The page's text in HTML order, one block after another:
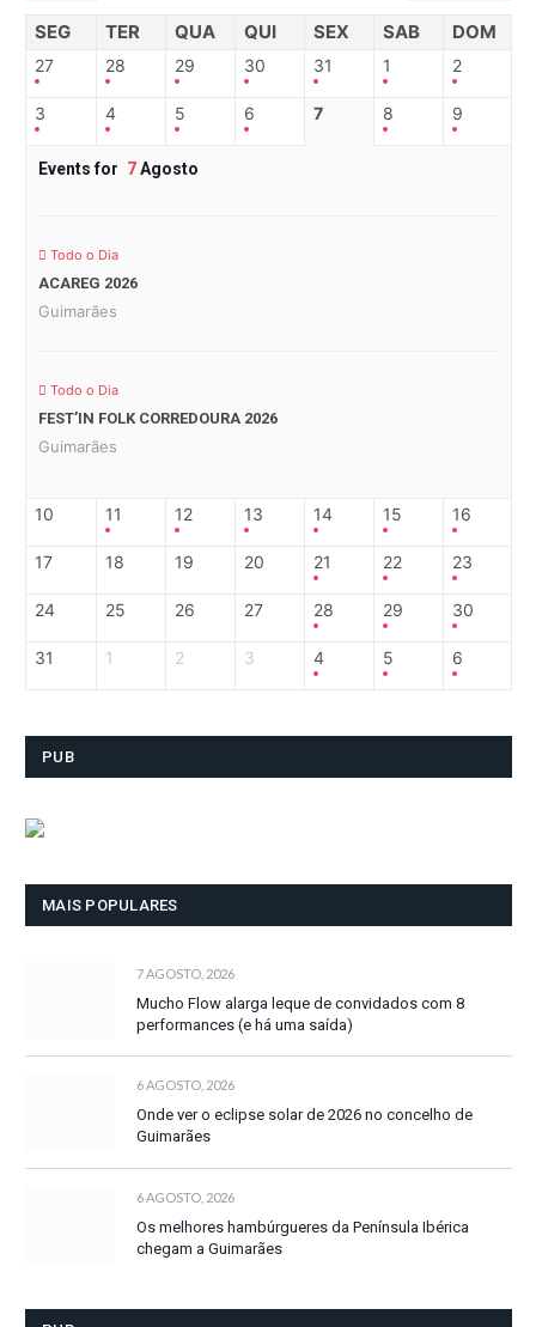
SEG TER QUA QUI SEX SAB DOM
27 28 29 30 31 1 2
3 4 5 6 7 8 9
Events for 7Agosto
Todo o Dia
ACAREG 2026
Guimarães
Todo o Dia
FEST’IN FOLK CORREDOURA 2026
Guimarães
10 11 12 13 14 15 16
17 18 19 20 21 22 23
24 25 26 27 28 29 30
31 1 2 3 4 5 6
PUB
MAIS POPULARES
7 AGOSTO, 2026
Mucho Flow alarga leque de convidados com 8
performances (e há uma saída)
6 AGOSTO, 2026
Onde ver o eclipse solar de 2026 no concelho de
Guimarães
6 AGOSTO, 2026
Os melhores hambúrgueres da Península Ibérica
chegam a Guimarães